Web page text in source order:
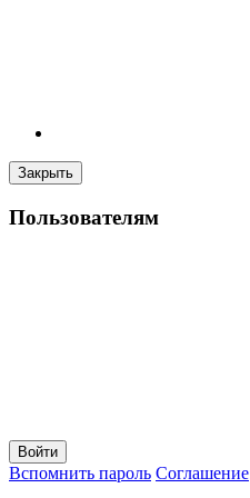
Закрыть
Пользователям
Вспомнить пароль Соглашение